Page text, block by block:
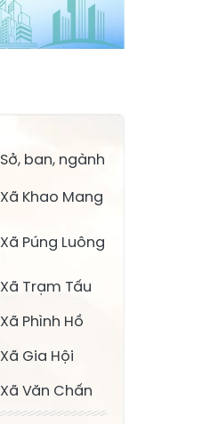
Sở, ban, ngành
Xã Khao Mang
Xã Púng Luông
Xã Trạm Tấu
Xã Phình Hồ
Xã Gia Hội
Xã Văn Chấn